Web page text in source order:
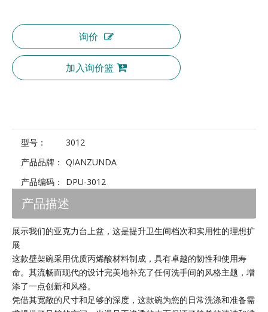
询价
加入询价篮
型号：
3012
产品品牌： QIANZUNDA
产品编码：
DPU-3012
产品描述
展示我们的亚克力台上盆，这是提升卫生间档次和实用性的理想扩
展
这款壁架碗采用优质丙烯酸材料制成，具有卓越的韧性和使用寿
命。其流畅而现代的设计完美地补充了任何洗手间的风格主题，增
添了一点创新和风格。
凭借其宽敞的尺寸和足够的深度，这款碗为您的日常洗涤和准备需